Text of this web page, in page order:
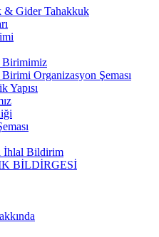
& Gider Tahakkuk
Birimimiz
Organizasyon Şeması
Yapısı
İhlal Bildirim
BİLDİRGESİ